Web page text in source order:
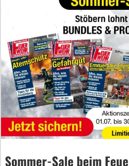
Sommer-Sale beim